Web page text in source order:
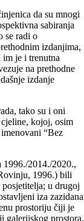
da su mnogi
sabiranja
se radi o
izdanjima,
je i trenutna
na prethodne
izdanje
tako su i oni
kojoj, osim
“Bez
1996./2014./2020.,
1996.) bili
u drugoj
iza zazidana
prostoriju čiji je
galerijskog prostora,